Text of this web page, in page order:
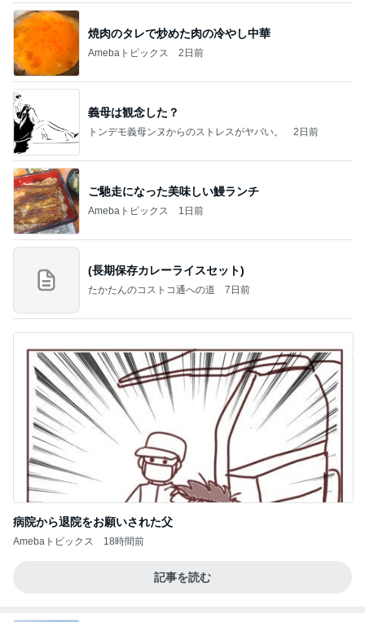
焼肉のタレで炒めた肉の冷やし中華
Amebaトピックス 2日前
義母は観念した？
トンデモ義母ンヌからのストレスがヤバい。 2日前
ご馳走になった美味しい鰻ランチ
Amebaトピックス 1日前
(長期保存カレーライスセット)
たかたんのコストコ通への道 7日前
病院から退院をお願いされた父
Amebaトピックス 18時間前
記事を読む